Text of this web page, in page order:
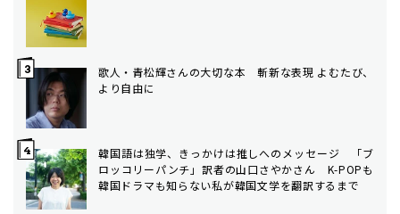
歌人・青松輝さんの大切な本 斬新な表現 よむたび、
より自由に
韓国語は独学、きっかけは推しへのメッセージ 「ブ
ロッコリーパンチ」訳者の山口さやかさん K-POPも
韓国ドラマも知らない私が韓国文学を翻訳するまで